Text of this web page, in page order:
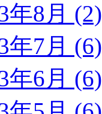
年8月 (2)
年7月 (6)
年6月 (6)